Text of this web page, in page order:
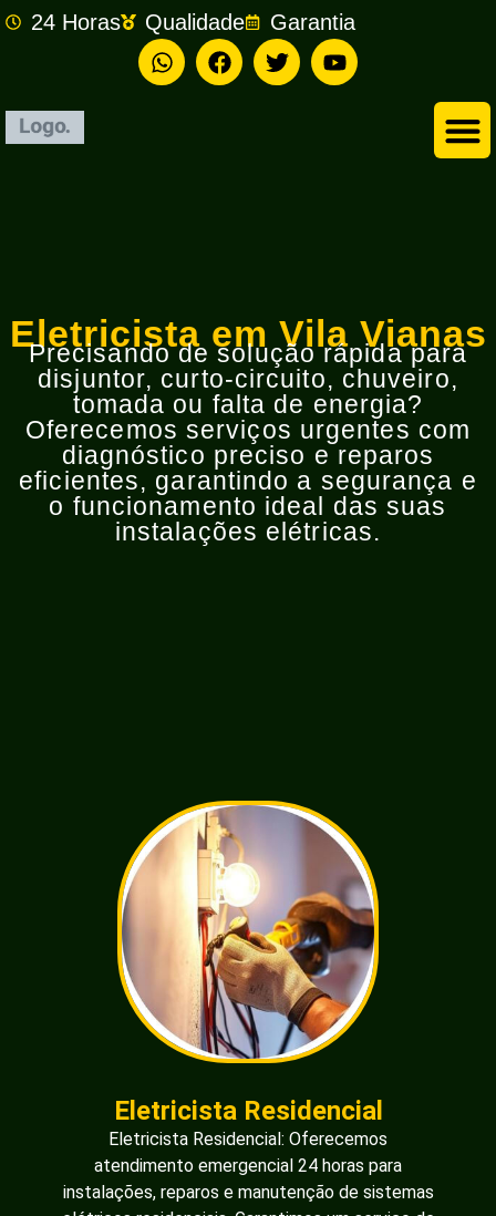
24 Horas Qualidade Garantia
Eletricista em Vila Vianas
Precisando de solução rápida para
disjuntor, curto-circuito, chuveiro,
tomada ou falta de energia?
Oferecemos serviços urgentes com
diagnóstico preciso e reparos
eficientes, garantindo a segurança e
o funcionamento ideal das suas
instalações elétricas.
Eletricista Residencial
Eletricista Residencial: Oferecemos
atendimento emergencial 24 horas para
instalações, reparos e manutenção de sistemas